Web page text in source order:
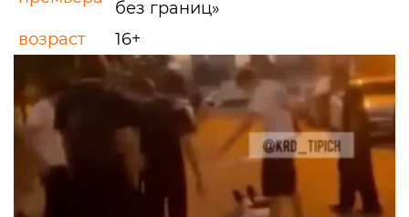
без границ»
возраст
16+